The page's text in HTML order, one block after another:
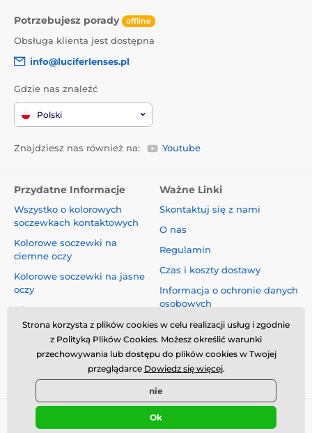
Potrzebujesz porady offline
Obsługa klienta jest dostępna
info@luciferlenses.pl
Gdzie nas znaleźć
Polski
Znajdziesz nas również na: Youtube
Przydatne Informacje
Wszystko o kolorowych
soczewkach kontaktowych
Kolorowe soczewki na
ciemne oczy
Kolorowe soczewki na jasne
oczy
Blog
Ważne Linki
Skontaktuj się z nami
O nas
Regulamin
Czas i koszty dostawy
Informacja o ochronie danych
osobowych
Reklamacje i Odstąpienie od
Umowy
Bezpieczeństwo i jakość bez
kompromisów
© 2026 www.luciferlenses.pl ⦁ Utworzono e-sklep
Strona korzysta z plików cookies w celu realizacji usług i zgodnie
z Polityką Plików Cookies. Możesz określić warunki
przechowywania lub dostępu do plików cookies w Twojej
przeglądarce Dowiedz się więcej.
nie
Ok